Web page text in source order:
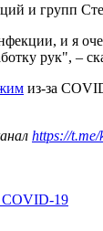
и групп
и я
рук", –
из-за
https://t.me/
COVID-19